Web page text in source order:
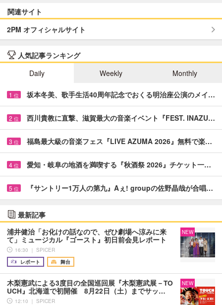
関連サイト
2PM オフィシャルサイト
人気記事ランキング
Daily
Weekly Monthly
1 位 坂本冬美、歌手生活40周年記念でおくる明治座公演のメイ…
2 位 西川貴教に直撃、滋賀最大の音楽イベント『FEST. INAZU…
3 位 福島最大級の音楽フェス『LIVE AZUMA 2026』無料で楽…
4 位 愛知・岐阜の地酒を満喫する『秋酒祭 2026』チケット一…
5 位 『サントリー1万人の第九』Aぇ! groupの佐野晶哉が合唱…
最新記事
浦井健治「お化けの話なので、ぜひ劇場へ涼みに来
て」ミュージカル『ゴースト』初日前会見レポート
16:30 ｜ SPICER
レポート
舞台
NEW
木梨憲武による3度目の全国巡回展『木梨憲武展－TO
UCH』北海道で初開催 8月22日（土）までサッ…
12:10 ｜ SPICER
NEW